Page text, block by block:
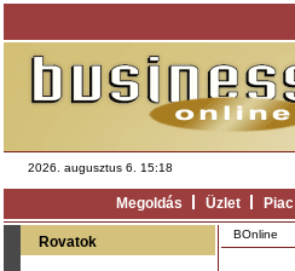
2026. augusztus 6. 15:18
Megoldás Üzlet Piac
Rovatok BOnline